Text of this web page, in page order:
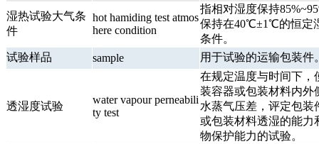
湿热试验大气条
件
hot hamiding test atmos
here condition
指相对湿度保持
保持在40℃±1℃的恒定
条件。
试验样品
sample 用于试验的运输包装件
透湿度试验
water vapour perneabili
ty test
在规定温度与时间下，
装容器或包装材料内外
水蒸气压差，评定包装
或包装材料透湿的能力
物保护能力的试验。